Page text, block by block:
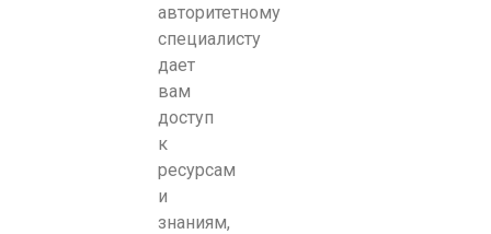
авторитетному
специалисту
дает
вам
доступ
к
ресурсам
и
знаниям,